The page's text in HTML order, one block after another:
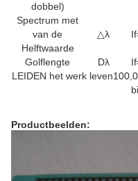
dobbel)
Spectrum met
van de
Helftwaarde
△λ
Golflengte Dλ
LEIDEN het werk
Productbeelden: